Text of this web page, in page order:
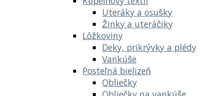
Uteráky a osušky
Žinky a uteráčiky
Lôžkoviny
Deky, prikrývky a plédy
Vankúše
Posteľná bielizeň
Obliečky